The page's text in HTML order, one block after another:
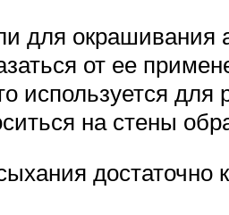
для окрашивания
от ее
используется
на стены
достаточно